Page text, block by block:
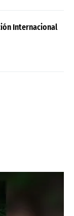
Internacional